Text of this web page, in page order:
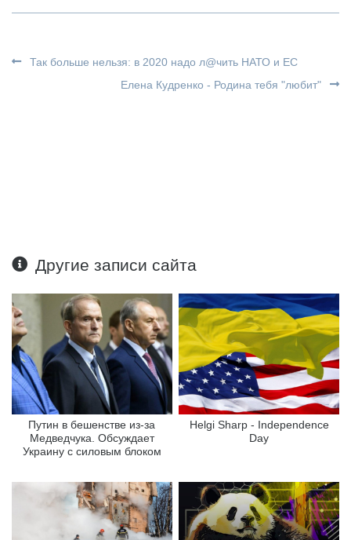
Так больше нельзя: в 2020 надо л@чить НАТО и ЕС
Елена Кудренко - Родина тебя "любит"
Другие записи сайта
Путин в бешенстве из-за
Медведчука. Обсуждает
Украину с силовым блоком
Helgi Sharp - Independence
Day